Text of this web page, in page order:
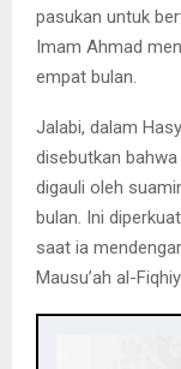
pasukan untuk
Imam Ahmad
empat bulan.
Jalabi, dalam
disebutkan
digauli oleh
bulan. Ini
saat ia
Mausu’ah al-